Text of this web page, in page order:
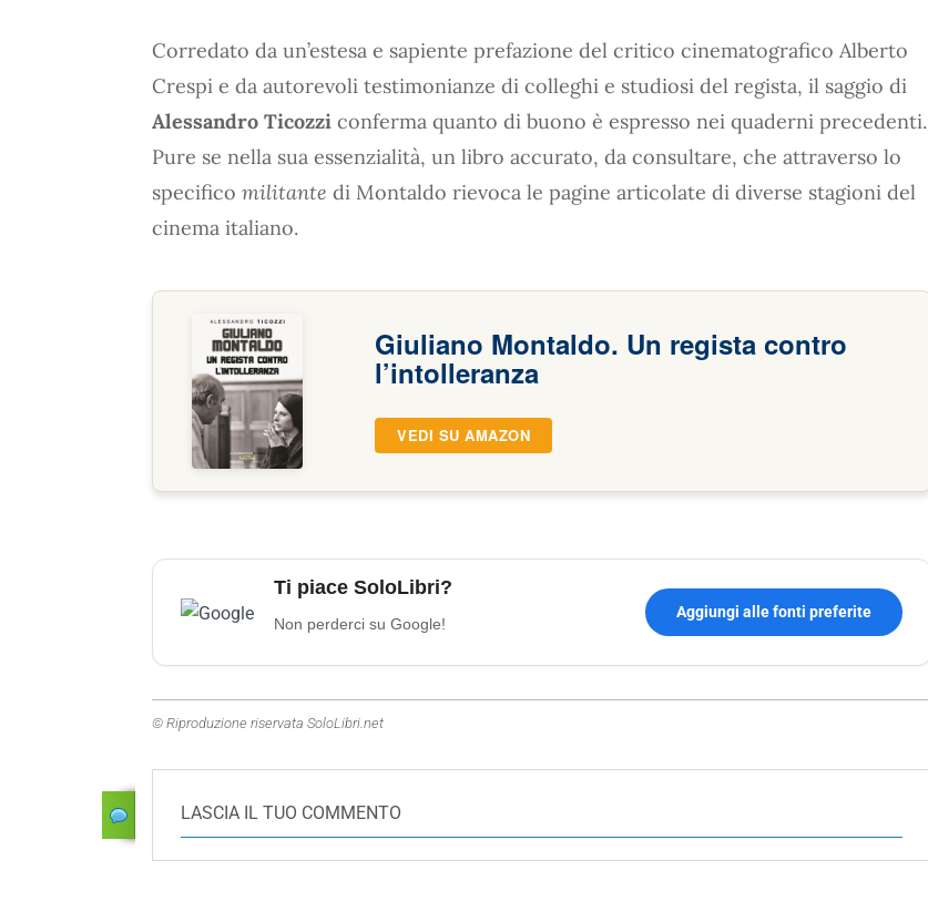
Corredato da un’estesa e sapiente prefazione del critico cinematografico Alberto
Crespi e da autorevoli testimonianze di colleghi e studiosi del regista, il saggio di
Alessandro Ticozzi conferma quanto di buono è espresso nei quaderni precedenti.
Pure se nella sua essenzialità, un libro accurato, da consultare, che attraverso lo
specifico militante di Montaldo rievoca le pagine articolate di diverse stagioni del
cinema italiano.
Giuliano Montaldo. Un regista contro
l’intolleranza
VEDI SU AMAZON
Ti piace SoloLibri?
Non perderci su Google!
Aggiungi alle fonti preferite
© Riproduzione riservata SoloLibri.net
LASCIA IL TUO COMMENTO